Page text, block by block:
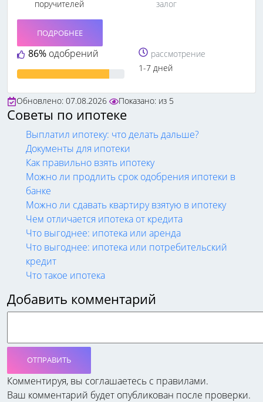
поручителей залог
86% одобрений
ПОДРОБНЕЕ
рассмотрение
1-7 дней
Обновлено: 07.08.2026 Показано: из 5
Советы по ипотеке
Выплатил ипотеку: что делать дальше?
Документы для ипотеки
Как правильно взять ипотеку
Можно ли продлить срок одобрения ипотеки в
банке
Можно ли сдавать квартиру взятую в ипотеку
Чем отличается ипотека от кредита
Что выгоднее: ипотека или аренда
Что выгоднее: ипотека или потребительский
кредит
Что такое ипотека
Добавить комментарий
ОТПРАВИТЬ
Комментируя, вы соглашаетесь c правилами.
Ваш комментарий будет опубликован после проверки.